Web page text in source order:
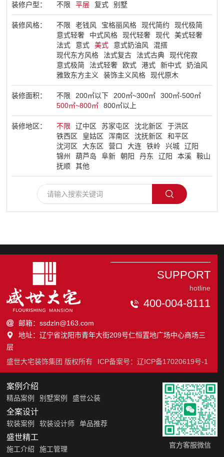
装修攻略
了解盛世
装修户型： 不限 平层 复式 别墅
装修风格： 不限 老钱风 宝格丽风格 现代简约
现代极简
意式轻奢
中式风格 现代轻奢 现代
美式轻奢
法式
意式 美式 意式奶油风
混搭
现代东方风格
法式复古 法式古典
现代侘寂
意式极简
法式轻奢 欧式 港式 新中式
奶油风
雅致东方主义
装饰主义风格 现代原木
装修面积： 不限 200㎡以下 200㎡~300㎡
300㎡-500㎡
500㎡~800㎡
800㎡以上
装修地区： 不限 辽中区 苏家屯区 沈北新区
于洪区
铁西区
皇姑区 浑南区 沈抚新区
和平区
沈河区
大东区 营口 大连 铁岭 兴城
辽阳
锦州
葫芦岛 阜新 朝阳 丹东 辽阳 本溪
鞍山
抚顺
其他
SUPPORT
hotline
400-004-8111
邮箱：ssdzln@163.com
地址：辽宁省沈阳市青年大街209号仁恒置地广场中心商场三
层
盛世大宅装饰集团 版权所有
ICP备案号：辽ICP备17020619号-1
案例介绍
精品案例 别墅案例 盛世公装
全案设计
软装案例 软装设计师 单品推荐
盛世精工
施工介绍 施工管理
官方客服微信